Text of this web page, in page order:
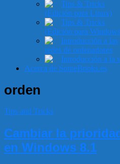
Tips & Tricks
(Edición para Linux)
Tips & Tricks
(Edición para
Introducción a las
redes de ordenadores
Introducción a la
Acerca de SomeBooks.es
orden
Tips and Tricks
Cambiar la
en Windows 8.1